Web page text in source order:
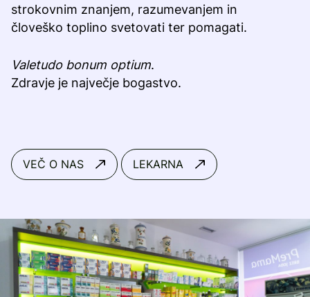
strokovnim znanjem, razumevanjem in
človeško toplino svetovati ter pomagati.
Valetudo bonum optium.
Zdravje je največje bogastvo.
VEČ O NAS LEKARNA